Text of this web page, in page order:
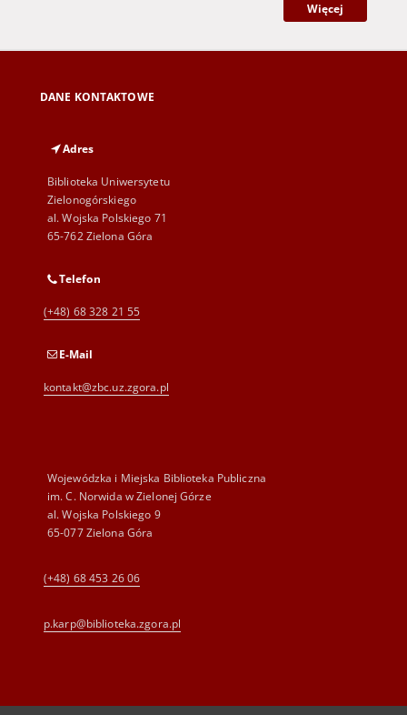
Więcej
DANE KONTAKTOWE
Adres
Biblioteka Uniwersytetu
Zielonogórskiego
al. Wojska Polskiego 71
65-762 Zielona Góra
Telefon
(+48) 68 328 21 55
E-Mail
kontakt@zbc.uz.zgora.pl
Wojewódzka i Miejska Biblioteka Publiczna
im. C. Norwida w Zielonej Górze
al. Wojska Polskiego 9
65-077 Zielona Góra
(+48) 68 453 26 06
p.karp@biblioteka.zgora.pl